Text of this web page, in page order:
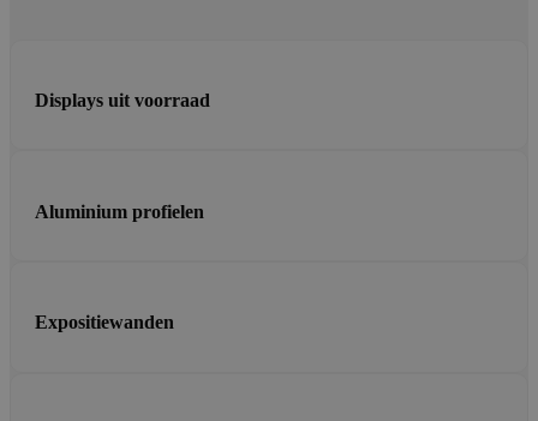
Displays uit voorraad
Aluminium profielen
Expositiewanden